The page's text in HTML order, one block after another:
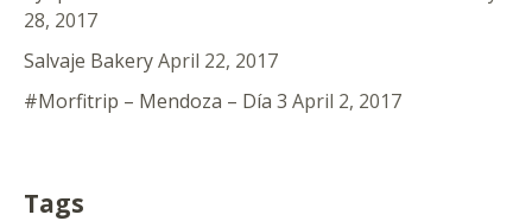
28, 2017
Salvaje BakeryApril 22, 2017
#Morfitrip – Mendoza – Día 3 April 2, 2017
Tags